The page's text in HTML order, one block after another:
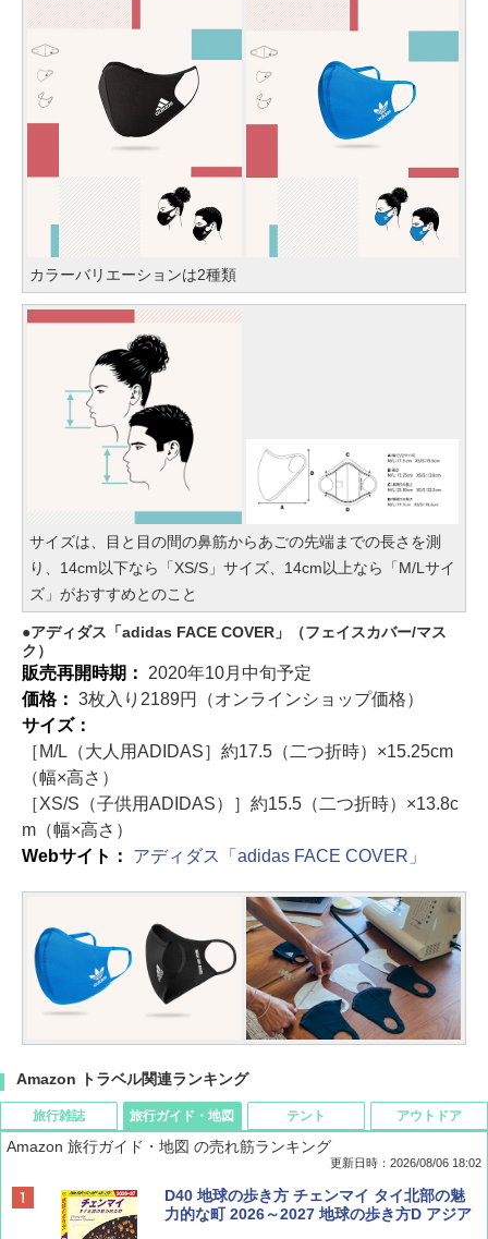
カラーバリエーションは2種類
サイズは、目と目の間の鼻筋からあごの先端までの長さを測
り、14cm以下なら「XS/S」サイズ、14cm以上なら「M/Lサイ
ズ」がおすすめとのこと
アディダス「adidas FACE COVER」（フェイスカバー/マス
ク）
販売再開時期： 2020年10月中旬予定
価格： 3枚入り2189円（オンラインショップ価格）
サイズ：
［M/L（大人用ADIDAS］約17.5（二つ折時）×15.25cm
（幅×高さ）
［XS/S（子供用ADIDAS）］約15.5（二つ折時）×13.8c
m（幅×高さ）
Webサイト： アディダス「adidas FACE COVER」
Amazon トラベル関連ランキング
旅行雑誌
ディズニーファン ２０２６年 ９月号 [雑
誌] (ＤＩＳＮＥＹ ＦＡＮ)
旅行ガイド・地図
Amazon 旅行ガイド・地図 の売れ筋ランキング
更新日時：2026/08/06 18:02
D40 地球の歩き方 チェンマイ タイ北部の魅
力的な町 2026～2027 地球の歩き方D アジア
テント アウトドア